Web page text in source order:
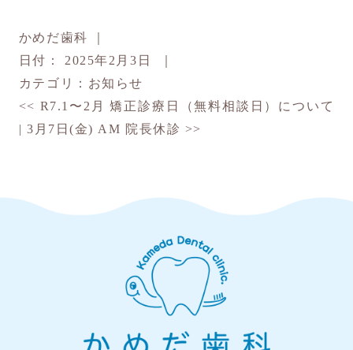
かめだ歯科
日付： 2025年2月3日
カテゴリ： お知らせ
<< R7.1〜2月 矯正診療日（無料相談日）について
| 3月7日(金) AM 院長休診 >>